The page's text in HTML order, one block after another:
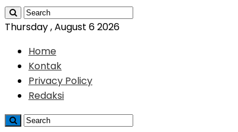
Thursday , August 6 2026
Home
Kontak
Privacy Policy
Redaksi